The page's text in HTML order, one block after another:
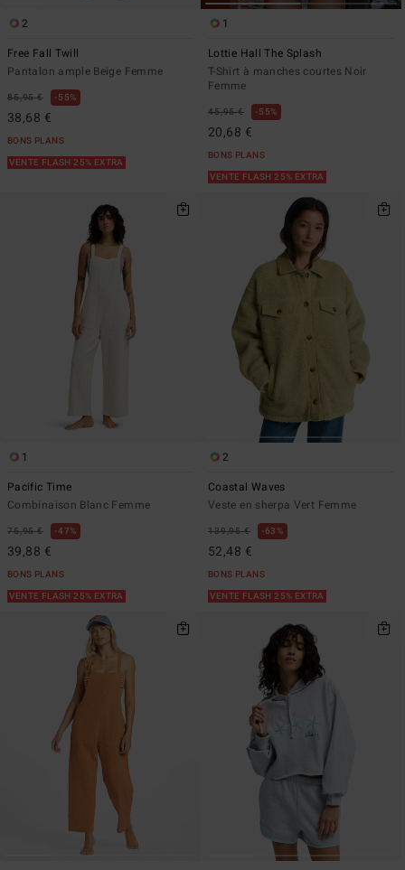
2
Free Fall Twill
Pantalon ample Beige Femme
85,95 € 55%
38,68 €
BONS PLANS
VENTE FLASH 25% EXTRA
1
Lottie Hall The Splash
T-Shirt à manches courtes Noir
Femme
45,95 € 55%
20,68 €
BONS PLANS
VENTE FLASH 25% EXTRA
1
Pacific Time
Combinaison Blanc Femme
75,95 € 47%
39,88 €
BONS PLANS
VENTE FLASH 25% EXTRA
2
Coastal Waves
Veste en sherpa Vert Femme
139,95 € 63%
52,48 €
BONS PLANS
VENTE FLASH 25% EXTRA